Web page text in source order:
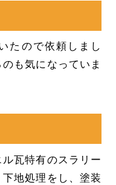
たので依頼しまし
も気になっていま
瓦特有のスラリー
地処理をし、塗装